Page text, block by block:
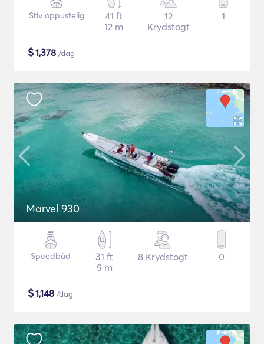
Stiv oppustelig
41 ft
12 m
12
Krydstogt
1
$1,378 /dag
Marvel 930
Speedbåd
31 ft
9 m
8 Krydstogt 0
$1,148 /dag